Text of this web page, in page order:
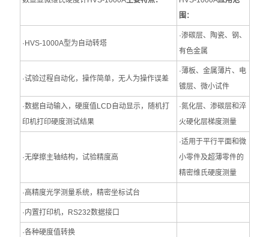
围：
·HVS-1000A型为自动转塔
·渗碳层、陶瓷、钢、
有色金属
·试验过程自动化，操作简单，无人为操作误差
·薄板、金属薄片、电
镀层、微小试件
·数据自动输入，硬度值LCD自动显示，随机打
印机打印硬度测试结果
·氮化层、渗碳层和淬
火硬化层梯度测量
·无摩擦主轴结构，试验精度高
·适用于平行平面和微
小零件及超薄零件的
精密维氏硬度测量
·高精度光学测量系统，精密坐标试台
·内置打印机，RS232数据接口
·各种硬度值转换